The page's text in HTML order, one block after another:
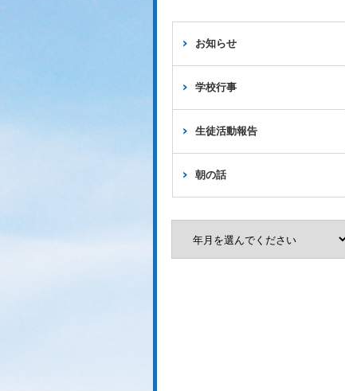
お知らせ
学校行事
生徒活動報告
朝の話